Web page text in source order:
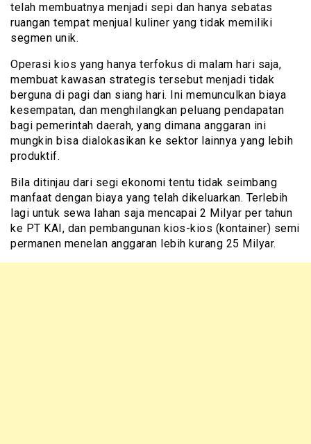
telah membuatnya menjadi sepi dan hanya sebatas
ruangan tempat menjual kuliner yang tidak memiliki
segmen unik.
Operasi kios yang hanya terfokus di malam hari saja,
membuat kawasan strategis tersebut menjadi tidak
berguna di pagi dan siang hari. Ini memunculkan biaya
kesempatan, dan menghilangkan peluang pendapatan
bagi pemerintah daerah, yang dimana anggaran ini
mungkin bisa dialokasikan ke sektor lainnya yang lebih
produktif.
Bila ditinjau dari segi ekonomi tentu tidak seimbang
manfaat dengan biaya yang telah dikeluarkan. Terlebih
lagi untuk sewa lahan saja mencapai 2 Milyar per tahun
ke PT KAI, dan pembangunan kios-kios (kontainer) semi
permanen menelan anggaran lebih kurang 25 Milyar.